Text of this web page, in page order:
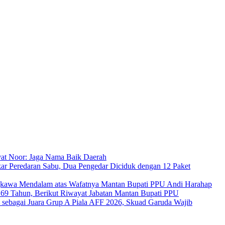
Noor: Jaga Nama Baik Daerah
Peredaran Sabu, Dua Pengedar Diciduk dengan 12 Paket
Mendalam atas Wafatnya Mantan Bupati PPU Andi Harahap
Tahun, Berikut Riwayat Jabatan Mantan Bupati PPU
Juara Grup A Piala AFF 2026, Skuad Garuda Wajib